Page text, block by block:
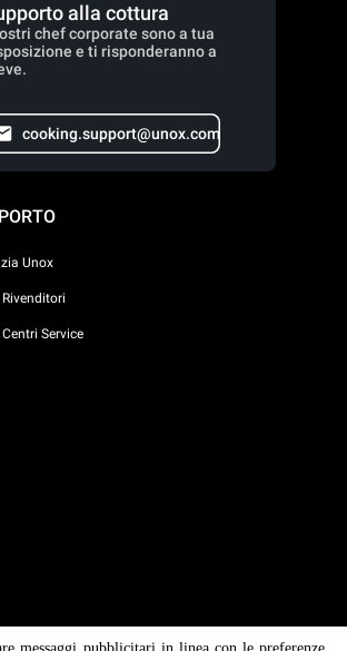
alla cottura
chef corporate sono a tua
e ti risponderanno a
cooking.support@unox.com
Unox
Service